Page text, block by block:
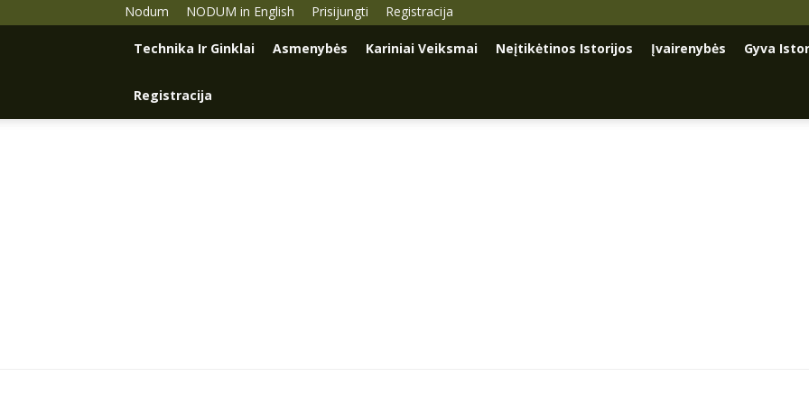
Nodum NODUM in English Prisijungti Registracija
Technika Ir Ginklai Asmenybės Kariniai Veiksmai Neįtikėtinos Istorijos Įvairenybės Gyva
Registracija